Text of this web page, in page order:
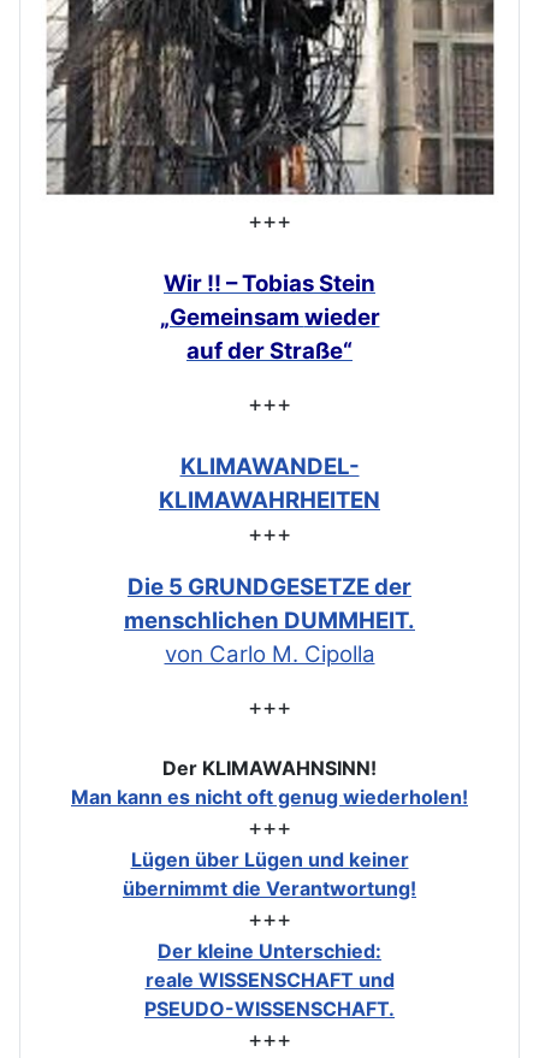
+++
Wir !! – Tobias Stein
„Gemeinsam wieder
auf der Straße“
+++
KLIMAWANDEL-
KLIMAWAHRHEITEN
+++
Die 5 GRUNDGESETZE der
menschlichen DUMMHEIT.
von Carlo M. Cipolla
+++
Der KLIMAWAHNSINN!
Man kann es nicht oft genug wiederholen!
+++
Lügen über Lügen und keiner
übernimmt die Verantwortung!
+++
Der kleine Unterschied:
reale WISSENSCHAFT und
PSEUDO-WISSENSCHAFT.
+++